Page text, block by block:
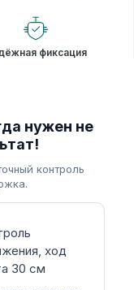
фиксация
нужен не
контроль
ход
30 см